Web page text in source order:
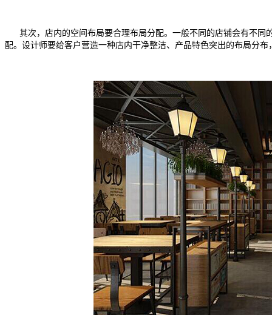
其次，店内的空间布局要合理布局分配。一般不同的店铺会有不同
配。设计师要给客户营造一种店内干净整洁、产品特色突出的布局分